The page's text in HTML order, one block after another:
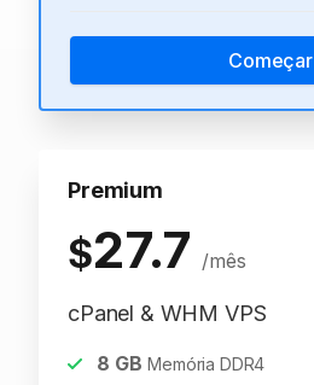
Começar
Premium
$27.7 /mês
cPanel & WHM VPS
8 GB Memória DDR4